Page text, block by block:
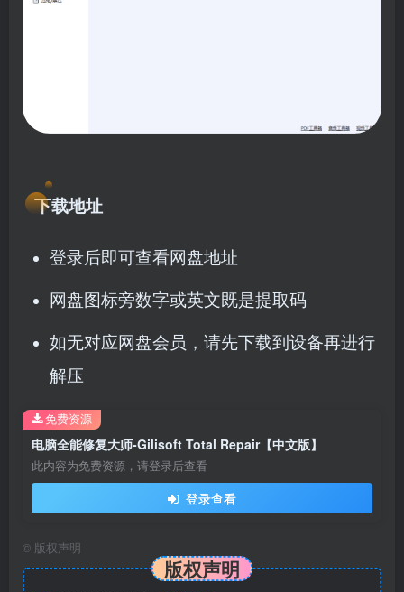
下载地址
登录后即可查看网盘地址
网盘图标旁数字或英文既是提取码
如无对应网盘会员，请先下载到设备再进行
解压
电脑全能修复大师-Gilisoft Total Repair【中文版】
此内容为免费资源，请登录后查看
登录查看
免费资源
© 版权声明
版权声明